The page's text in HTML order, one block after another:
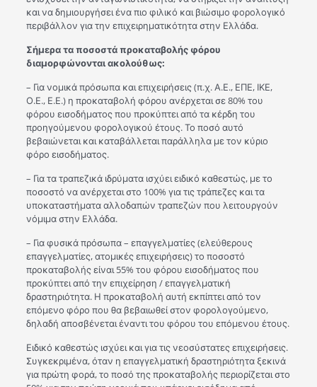
και να δημιουργήσει ένα πιο φιλικό και βιώσιμο φορολογικό
περιβάλλον για την επιχειρηματικότητα στην Ελλάδα.
Σήμερα τα ποσοστά προκαταβολής φόρου
διαμορφώνονται ακολούθως:
– Για νομικά πρόσωπα και επιχειρήσεις (π.χ. Α.Ε., ΕΠΕ, ΙΚΕ,
Ο.Ε., Ε.Ε.) η προκαταβολή φόρου ανέρχεται σε 80% του
φόρου εισοδήματος που προκύπτει από τα κέρδη του
προηγούμενου φορολογικού έτους. Το ποσό αυτό
βεβαιώνεται και καταβάλλεται παράλληλα με τον κύριο
φόρο εισοδήματος.
– Για τα τραπεζικά ιδρύματα ισχύει ειδικό καθεστώς, με το
ποσοστό να ανέρχεται στο 100% για τις τράπεζες και τα
υποκαταστήματα αλλοδαπών τραπεζών που λειτουργούν
νόμιμα στην Ελλάδα.
– Για φυσικά πρόσωπα – επαγγελματίες (ελεύθερους
επαγγελματίες, ατομικές επιχειρήσεις) το ποσοστό
προκαταβολής είναι 55% του φόρου εισοδήματος που
προκύπτει από την επιχείρηση / επαγγελματική
δραστηριότητα. Η προκαταβολή αυτή εκπίπτει από τον
επόμενο φόρο που θα βεβαιωθεί στον φορολογούμενο,
δηλαδή αποσβένεται έναντι του φόρου του επόμενου έτους.
Ειδικό καθεστώς ισχύει και για τις νεοσύστατες επιχειρήσεις.
Συγκεκριμένα, όταν η επαγγελματική δραστηριότητα ξεκινά
για πρώτη φορά, το ποσό της προκαταβολής περιορίζεται στο